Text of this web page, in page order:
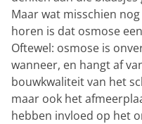
Maar wat misschien
horen is dat osmose
Oftewel: osmose is
wanneer, en hangt af
bouwkwaliteit van het
maar ook het
hebben invloed op het